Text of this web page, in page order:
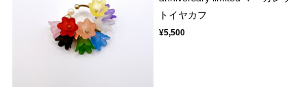
トイヤカフ
¥5,500